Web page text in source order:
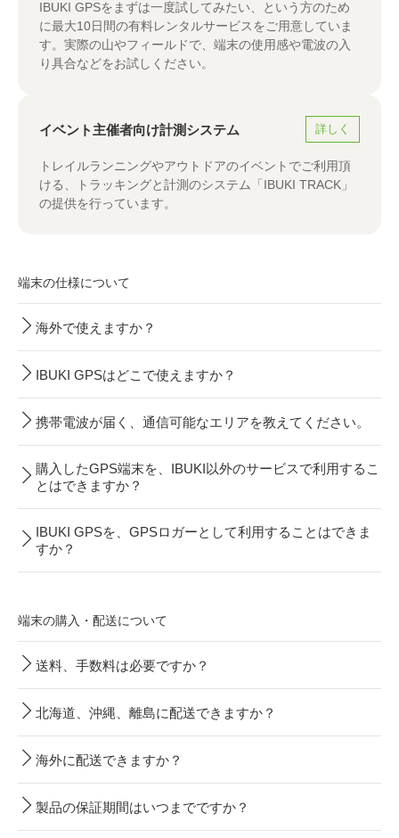
IBUKI GPSをまずは一度試してみたい、という方のため
に最大10日間の有料レンタルサービスをご用意していま
す。実際の山やフィールドで、端末の使用感や電波の入
り具合などをお試しください。
イベント主催者向け計測システム 詳しく
トレイルランニングやアウトドアのイベントでご利用頂
ける、トラッキングと計測のシステム「IBUKI TRACK」
の提供を行っています。
端末の仕様について
海外で使えますか？
IBUKI GPSはどこで使えますか？
携帯電波が届く、通信可能なエリアを教えてください。
購入したGPS端末を、IBUKI以外のサービスで利用するこ
とはできますか？
IBUKI GPSを、GPSロガーとして利用することはできま
すか？
端末の購入・配送について
送料、手数料は必要ですか？
北海道、沖縄、離島に配送できますか？
海外に配送できますか？
製品の保証期間はいつまでですか？